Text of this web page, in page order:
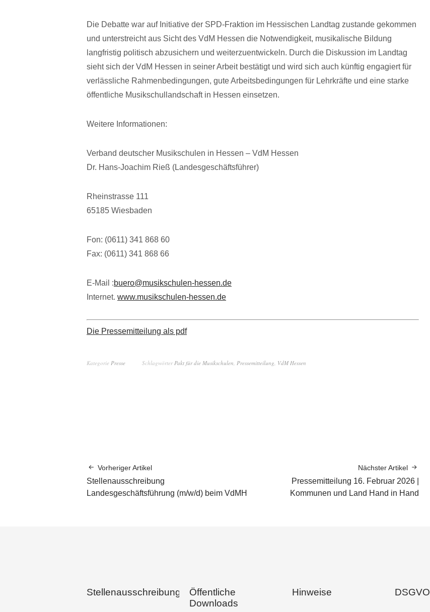
Die Debatte war auf Initiative der SPD-Fraktion im Hessischen Landtag zustande gekommen
und unterstreicht aus Sicht des VdM Hessen die Notwendigkeit, musikalische Bildung
langfristig politisch abzusichern und weiterzuentwickeln. Durch die Diskussion im Landtag
sieht sich der VdM Hessen in seiner Arbeit bestätigt und wird sich auch künftig engagiert für
verlässliche Rahmenbedingungen, gute Arbeitsbedingungen für Lehrkräfte und eine starke
öffentliche Musikschullandschaft in Hessen einsetzen.
Weitere Informationen:
Verband deutscher Musikschulen in Hessen – VdM Hessen
Dr. Hans-Joachim Rieß (Landesgeschäftsführer)
Rheinstrasse 111
65185 Wiesbaden
Fon: (0611) 341 868 60
Fax: (0611) 341 868 66
E-Mail :buero@musikschulen-hessen.de
Internet. www.musikschulen-hessen.de
Die Pressemitteilung als pdf
Kategorie Presse Schlagwörter Pakt für die Musikschulen Pressemitteilung VdM Hessen
Vorheriger Artikel
Stellenausschreibung
Landesgeschäftsführung (m/w/d) beim VdMH
Nächster Artikel
Pressemitteilung 16. Februar 2026 |
Kommunen und Land Hand in Hand
StellenausschreibungenÖffentliche
Downloads
Hinweise DSGVO